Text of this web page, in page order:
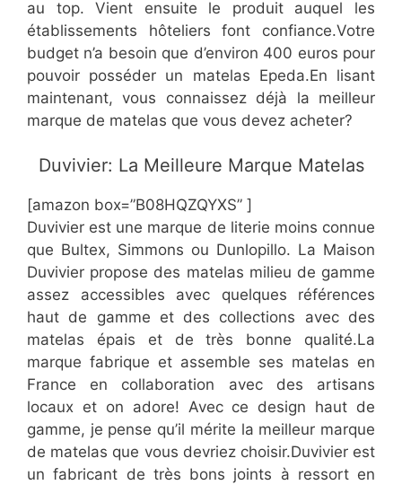
au top. Vient ensuite le produit auquel les
établissements hôteliers font confiance.Votre
budget n’a besoin que d’environ 400 euros pour
pouvoir posséder un matelas Epeda.En lisant
maintenant, vous connaissez déjà la meilleur
marque de matelas que vous devez acheter?
​Duvivier: La Meilleure Marque Matelas
[amazon box=”B08HQZQYXS” ]
Duvivier est une marque de literie moins connue
que Bultex, Simmons ou Dunlopillo. La Maison
Duvivier propose des matelas milieu de gamme
assez accessibles avec quelques références
haut de gamme et des collections avec des
matelas épais et de très bonne qualité.La
marque fabrique et assemble ses matelas en
France en collaboration avec des artisans
locaux et on adore! Avec ce design haut de
gamme, je pense qu’il mérite la meilleur marque
de matelas que vous devriez choisir.Duvivier est
un fabricant de très bons joints à ressort en